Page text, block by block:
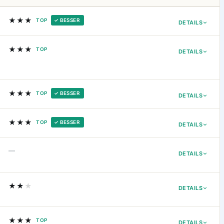
DETAILS
★★★ TOP ✓ BESSER
DETAILS
★★★ TOP
DETAILS
★★★ TOP ✓ BESSER
DETAILS
★★★ TOP ✓ BESSER
DETAILS
—
DETAILS
★★ ★
★★★ TOP